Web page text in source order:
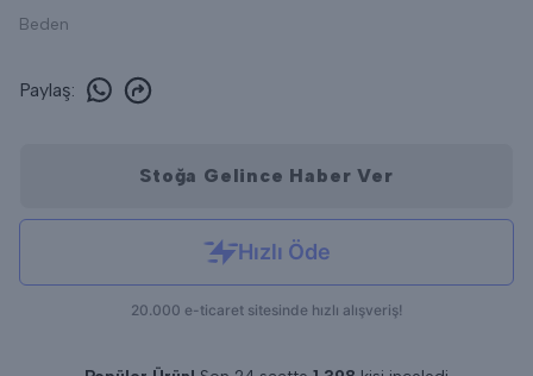
Beden
Paylaş:
Stoğa Gelince Haber Ver